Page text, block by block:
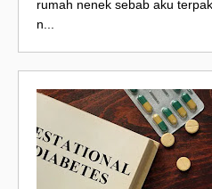
rumah nenek sebab aku
n...